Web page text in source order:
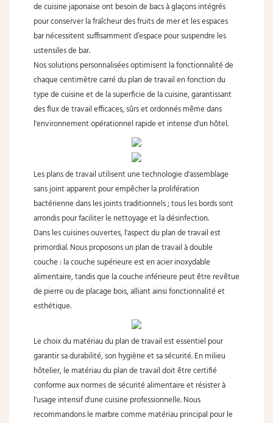
de cuisine japonaise ont besoin de bacs à glaçons intégrés
pour conserver la fraîcheur des fruits de mer et les espaces
bar nécessitent suffisamment d’espace pour suspendre les
ustensiles de bar.
Nos solutions personnalisées optimisent la fonctionnalité de
chaque centimètre carré du plan de travail en fonction du
type de cuisine et de la superficie de la cuisine, garantissant
des flux de travail efficaces, sûrs et ordonnés même dans
l'environnement opérationnel rapide et intense d'un hôtel.
Les plans de travail utilisent une technologie d'assemblage
sans joint apparent pour empêcher la prolifération
bactérienne dans les joints traditionnels ; tous les bords sont
arrondis pour faciliter le nettoyage et la désinfection.
Dans les cuisines ouvertes, l'aspect du plan de travail est
primordial. Nous proposons un plan de travail à double
couche : la couche supérieure est en acier inoxydable
alimentaire, tandis que la couche inférieure peut être revêtue
de pierre ou de placage bois, alliant ainsi fonctionnalité et
esthétique.
Le choix du matériau du plan de travail est essentiel pour
garantir sa durabilité, son hygiène et sa sécurité. En milieu
hôtelier, le matériau du plan de travail doit être certifié
conforme aux normes de sécurité alimentaire et résister à
l'usage intensif d'une cuisine professionnelle. Nous
recommandons le marbre comme matériau principal pour le